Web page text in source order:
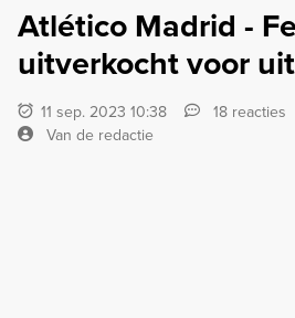
Atlético Madrid -
uitverkocht voor
11 sep. 2023 10:38
18 reacties
Van de redactie